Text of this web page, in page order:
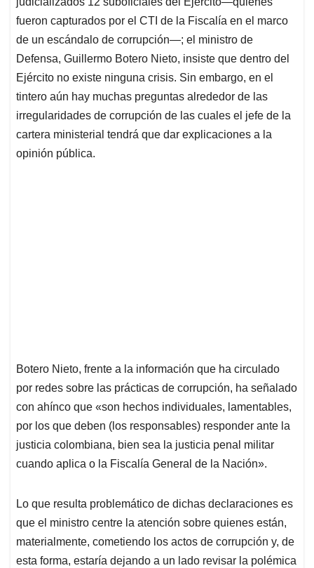
A
p
p
o
o
k
d
I
n
d
s
fueron capturados por el CTI de la Fiscalía en el marco
de un escándalo de corrupción—; el ministro de
Defensa, Guillermo Botero Nieto, insiste que dentro del
Ejército no existe ninguna crisis. Sin embargo, en el
tintero aún hay muchas preguntas alrededor de las
irregularidades de corrupción de las cuales el jefe de la
cartera ministerial tendrá que dar explicaciones a la
opinión pública.
Botero Nieto, frente a la información que ha circulado
por redes sobre las prácticas de corrupción, ha señalado
con ahínco que «son hechos individuales, lamentables,
por los que deben (los responsables) responder ante la
justicia colombiana, bien sea la justicia penal militar
cuando aplica o la Fiscalía General de la Nación».
Lo que resulta problemático de dichas declaraciones es
que el ministro centre la atención sobre quienes están,
materialmente, cometiendo los actos de corrupción y, de
esta forma, estaría dejando a un lado revisar la polémica